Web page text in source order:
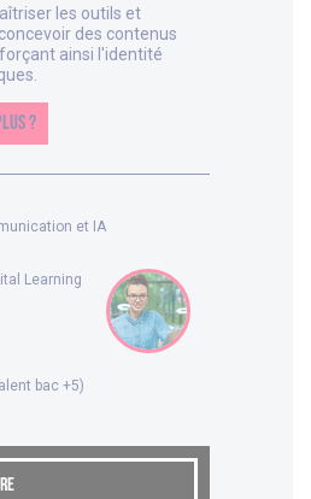
les outils et
des contenus
ainsi l'identité
?
et IA
Learning
bac +5)